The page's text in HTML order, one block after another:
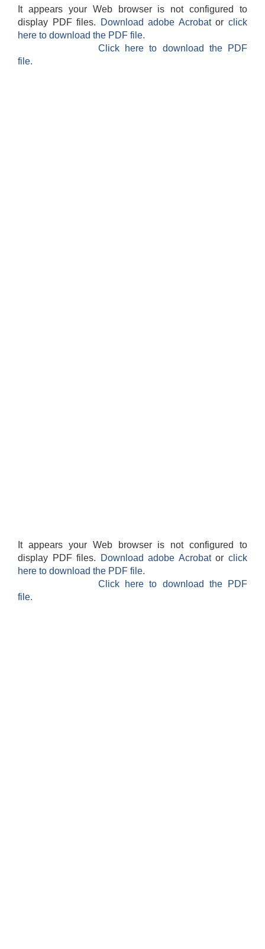
It appears your Web browser is not configured to
display PDF files.
Download adobe Acrobatorclick
here to download the PDF file.
Click here to download the PDF
file.
It appears your Web browser is not configured to
display PDF files.
Download adobe Acrobatorclick
here to download the PDF file.
Click here to download the PDF
file.